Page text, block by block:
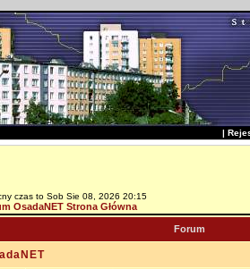
|
czas to Sob Sie 08, 2026 20:15
OsadaNET Strona Główna
Forum